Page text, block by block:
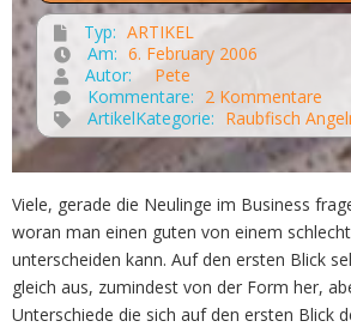
Typ: ARTIKEL
Am: 6. February 2006
Autor:
Pete
Kommentare: 2 Kommentare
ArtikelKategorie: Raubfisch
Viele, gerade die Neulinge im Business
woran man einen guten von einem
unterscheiden kann. Auf den ersten Blick
gleich aus, zumindest von der Form her,
Unterschiede die sich auf den ersten Blick